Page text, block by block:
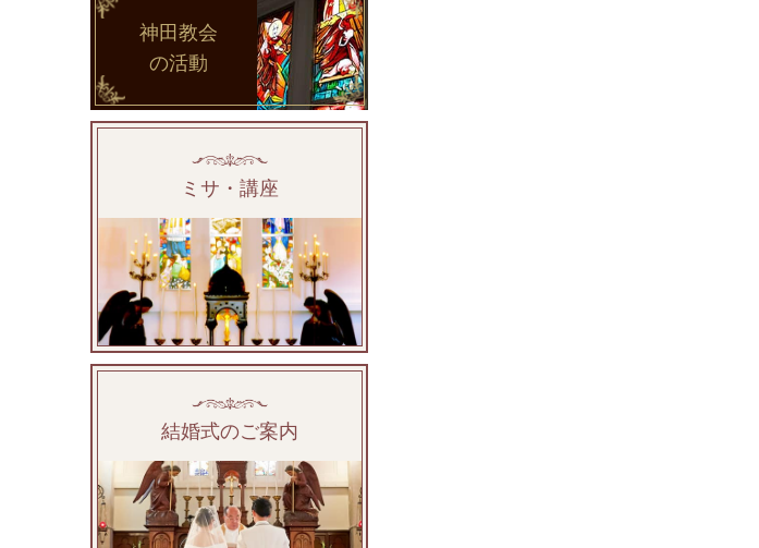
神田教会
の活動
ミサ・講座
結婚式のご案内